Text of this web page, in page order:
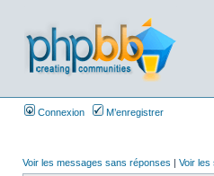
Connexion M’enregistrer
Voir les messages sans réponses | Voir les